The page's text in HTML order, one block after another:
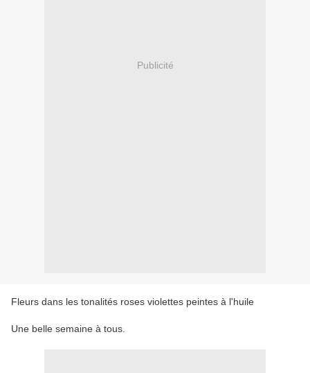
Publicité
Fleurs dans les tonalités roses violettes peintes à l'huile
Une belle semaine à tous.